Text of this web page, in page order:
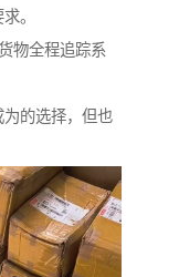
。
物全程追踪系
的选择，但也